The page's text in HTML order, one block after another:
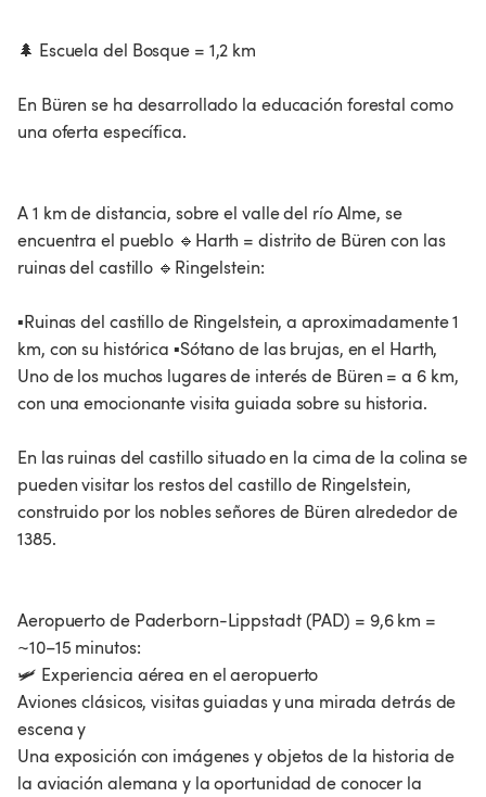
🌲 Escuela del Bosque = 1,2 km
En Büren se ha desarrollado la educación forestal como
una oferta específica.
A 1 km de distancia, sobre el valle del río Alme, se
encuentra el pueblo 🔹Harth = distrito de Büren con las
ruinas del castillo 🔹Ringelstein:
▪️Ruinas del castillo de Ringelstein, a aproximadamente 1
km, con su histórica ▪️Sótano de las brujas, en el Harth,
Uno de los muchos lugares de interés de Büren = a 6 km,
con una emocionante visita guiada sobre su historia.
En las ruinas del castillo situado en la cima de la colina se
pueden visitar los restos del castillo de Ringelstein,
construido por los nobles señores de Büren alrededor de
1385.
Aeropuerto de Paderborn-Lippstadt (PAD) = 9,6 km =
~10–15 minutos:
🛩️ Experiencia aérea en el aeropuerto
Aviones clásicos, visitas guiadas y una mirada detrás de
escena y
Una exposición con imágenes y objetos de la historia de
la aviación alemana y la oportunidad de conocer la